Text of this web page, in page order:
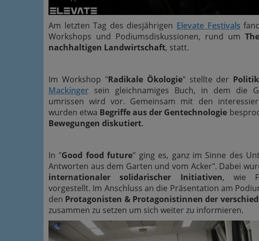
Am letzten Tag des diesjährigen Elevate Festivals
Workshops und Podiumsdiskussionen, rund um
nachhaltigen Landwirtschaft, statt.
Im Workshop "Radikale Ökologie" stellte der
Mackinger sein gleichnamiges Buch, in dem die
umrissen wird vor. Gemeinsam mit den
wurden etwa Begriffe aus der Gentechnologie
Bewegungen diskutiert.
In "Good food future" ging es, ganz im Sinne des
Antworten aus dem Garten und vom Acker". Dabei
internationaler solidarischer Initiativen, wie
vorgestellt. Im Anschluss an die Präsentation am
den Protagonisten & Protagonistinnen der
zusammen zu setzen um sich weiter zu informieren.